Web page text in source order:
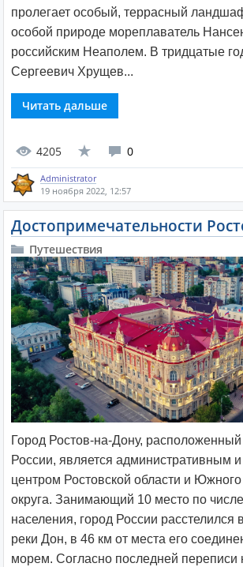
пролегает особый, террасный
особой природе мореплаватель
российским Неаполем. В тридцатые
Сергеевич Хрущев...
Читать дальше
4205 0
Administrator
19 ноября 2022, 12:57
Достопримечательности
Путешествия
Город Ростов-на-Дону,
России, является административным
центром Ростовской области и
округа. Занимающий 10 место по
населения, город России расстелился
реки Дон, в 46 км от места его
морем. Согласно последней переписи